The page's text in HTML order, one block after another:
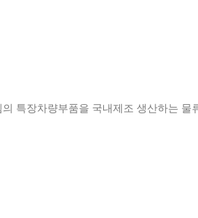
특장차량부품을 국내제조 생산하는 물